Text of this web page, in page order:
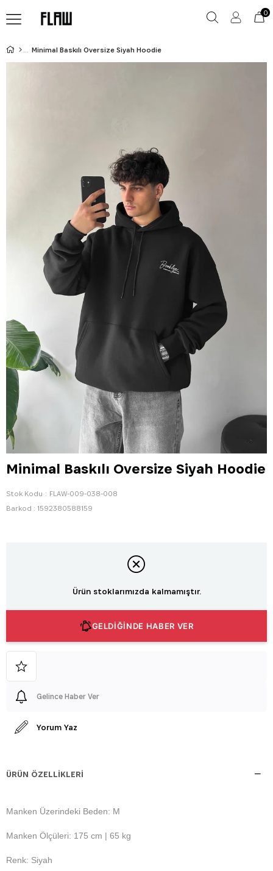
0
Minimal Baskılı Oversize Siyah Hoodie
Minimal Baskılı Oversize Siyah Hoodie
Stok Kodu
FLAW-009-038-008
Barkod : 1592380588159
Ürün stoklarımızda kalmamıştır.
GELDİĞİNDE HABER VER
Gelince Haber Ver
Yorum Yaz
ÜRÜN ÖZELLIKLERI
Manken Üzerindeki Beden: M
Manken Ölçüleri: 175 cm | 65 kg
Renk: Siyah